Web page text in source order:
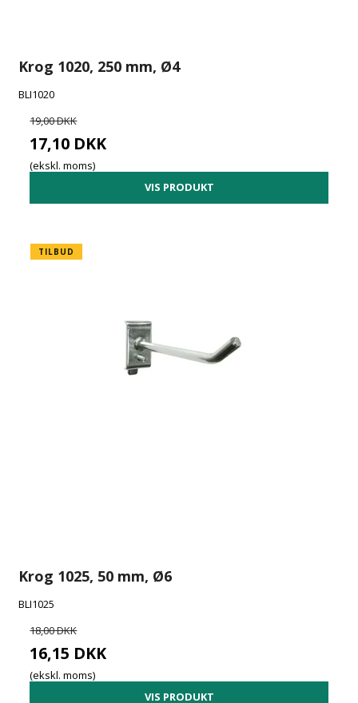
Krog 1020, 250 mm, Ø4
BLI1020
19,00 DKK
17,10 DKK
(ekskl. moms)
VIS PRODUKT
TILBUD
Krog 1025, 50 mm, Ø6
BLI1025
18,00 DKK
16,15 DKK
(ekskl. moms)
VIS PRODUKT